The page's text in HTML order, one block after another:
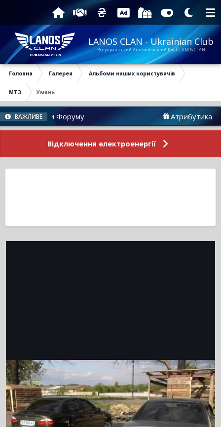
LANOS CLAN - Ukrainian Club
Всеукраїнський Автомобільний Клуб LANOS CLAN
Головна Галерея Альбоми наших користувачів
МТЭ Умань
ВАЖЛИВЕ
Новини Форуму Атрибутика
Відключення електроенергії